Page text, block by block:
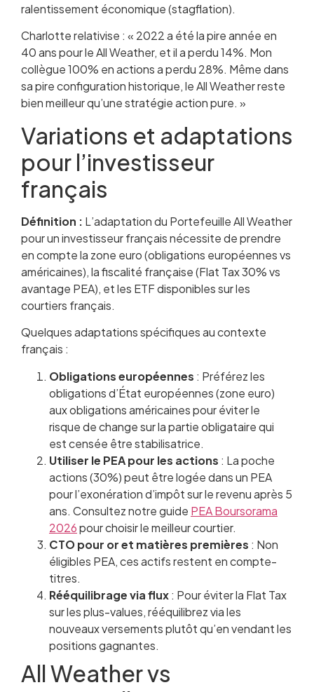
ralentissement économique (stagflation).
Charlotte relativise : « 2022 a été la pire année en
40 ans pour le All Weather, et il a perdu 14%. Mon
collègue 100% en actions a perdu 28%. Même dans
sa pire configuration historique, le All Weather reste
bien meilleur qu’une stratégie action pure. »
Variations et adaptations
pour l’investisseur
français
Définition : L’adaptation du Portefeuille All Weather
pour un investisseur français nécessite de prendre
en compte la zone euro (obligations européennes vs
américaines), la fiscalité française (Flat Tax 30% vs
avantage PEA), et les ETF disponibles sur les
courtiers français.
Quelques adaptations spécifiques au contexte
français :
Obligations européennes : Préférez les
obligations d’État européennes (zone euro)
aux obligations américaines pour éviter le
risque de change sur la partie obligataire qui
est censée être stabilisatrice.
Utiliser le PEA pour les actions : La poche
actions (30%) peut être logée dans un PEA
pour l’exonération d’impôt sur le revenu après 5
ans. Consultez notre guide PEA Boursorama
2026pour choisir le meilleur courtier.
CTO pour or et matières premières : Non
éligibles PEA, ces actifs restent en compte-
titres.
Rééquilibrage via flux: Pour éviter la Flat Tax
sur les plus-values, rééquilibrez via les
nouveaux versements plutôt qu’en vendant les
positions gagnantes.
All Weather vs